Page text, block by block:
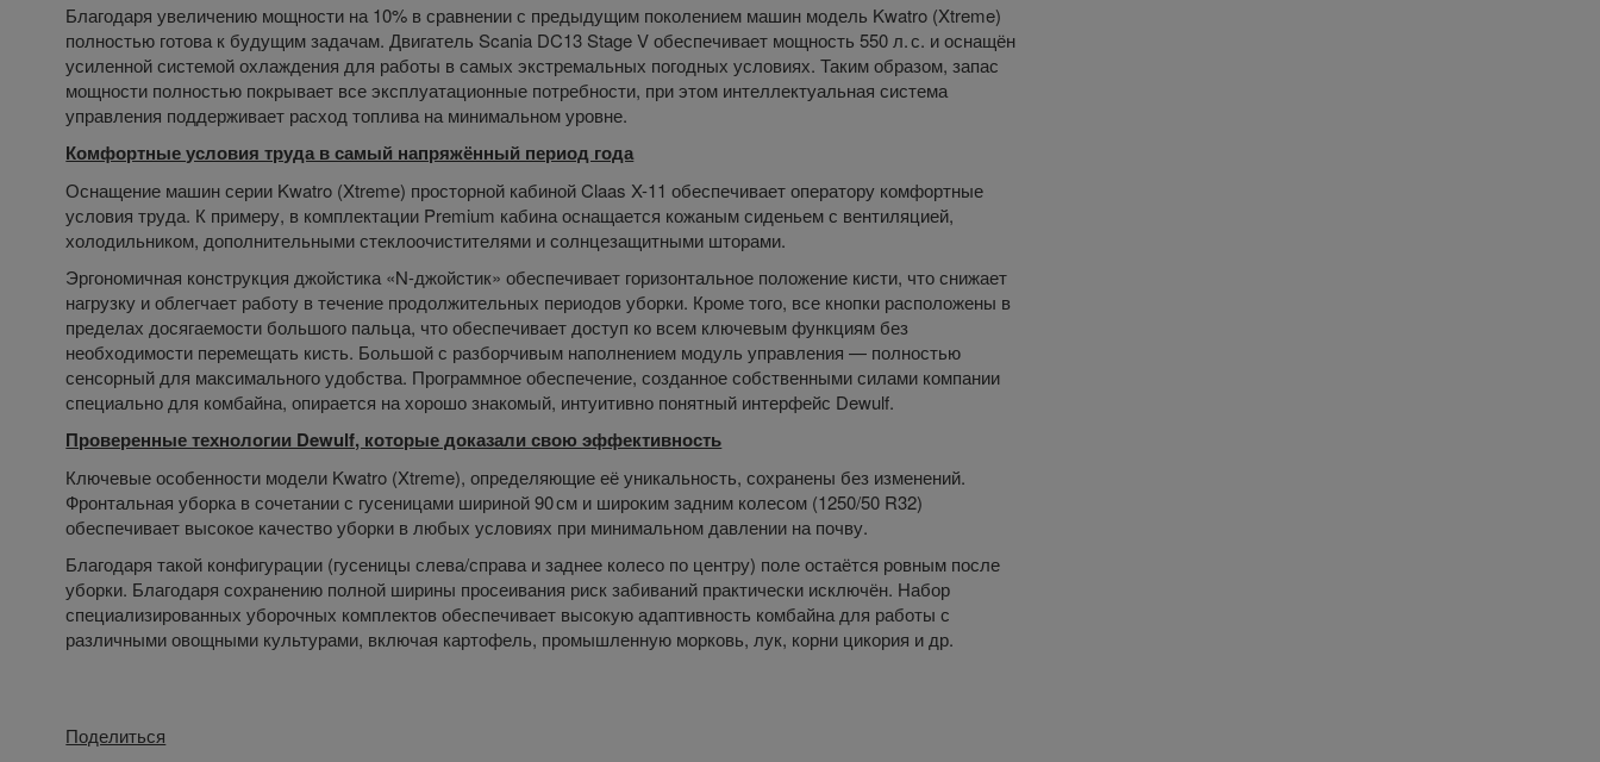
Благодаря увеличению мощности на 10% в сравнении с предыдущим поколением машин модель Kwatro (Xtreme)
полностью готова к будущим задачам. Двигатель Scania DC13 Stage V обеспечивает мощность 550 л. с. и оснащён
усиленной системой охлаждения для работы в самых экстремальных погодных условиях. Таким образом, запас
мощности полностью покрывает все эксплуатационные потребности, при этом интеллектуальная система
управления поддерживает расход топлива на минимальном уровне.
Комфортные условия труда в самый напряжённый период года
Оснащение машин серии Kwatro (Xtreme) просторной кабиной Claas X-11 обеспечивает оператору комфортные
условия труда. К примеру, в комплектации Premium кабина оснащается кожаным сиденьем с вентиляцией,
холодильником, дополнительными стеклоочистителями и солнцезащитными шторами.
Эргономичная конструкция джойстика «N-джойстик» обеспечивает горизонтальное положение кисти, что снижает
нагрузку и облегчает работу в течение продолжительных периодов уборки. Кроме того, все кнопки расположены в
пределах досягаемости большого пальца, что обеспечивает доступ ко всем ключевым функциям без
необходимости перемещать кисть. Большой с разборчивым наполнением модуль управления — полностью
сенсорный для максимального удобства. Программное обеспечение, созданное собственными силами компании
специально для комбайна, опирается на хорошо знакомый, интуитивно понятный интерфейс Dewulf.
Проверенные технологии Dewulf, которые доказали свою эффективность
Ключевые особенности модели Kwatro (Xtreme), определяющие её уникальность, сохранены без изменений.
Фронтальная уборка в сочетании с гусеницами шириной 90 см и широким задним колесом (1250/50 R32)
обеспечивает высокое качество уборки в любых условиях при минимальном давлении на почву.
Благодаря такой конфигурации (гусеницы слева/справа и заднее колесо по центру) поле остаётся ровным после
уборки. Благодаря сохранению полной ширины просеивания риск забиваний практически исключён. Набор
специализированных уборочных комплектов обеспечивает высокую адаптивность комбайна для работы с
различными овощными культурами, включая картофель, промышленную морковь, лук, корни цикория и др.
Поделиться